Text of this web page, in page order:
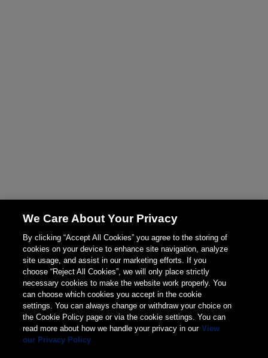
We Care About Your Privacy
By clicking “Accept All Cookies” you agree to the storing of
cookies on your device to enhance site navigation, analyze
site usage, and assist in our marketing efforts. If you
choose “Reject All Cookies”, we will only place strictly
necessary cookies to make the website work properly. You
can choose which cookies you accept in the cookie
settings. You can always change or withdraw your choice on
the Cookie Policy page or via the cookie settings. You can
read more about how we handle your privacy in our View
our Privacy Policy